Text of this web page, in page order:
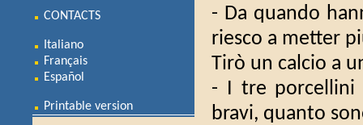
CONTACTS
Italiano
Français
Español
Printable version
- Da quando
riesco a metter
Tirò un calcio a
- I tre porcellini
bravi, quanto